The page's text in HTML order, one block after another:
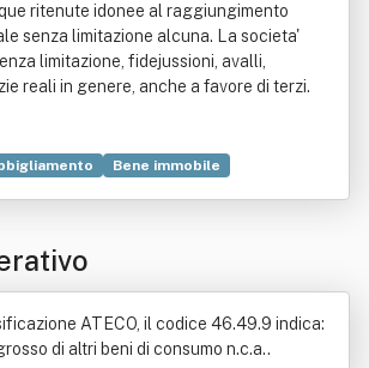
ritenute idonee al raggiungimento
senza limitazione alcuna. La societa'
limitazione, fidejussioni, avalli,
reali in genere, anche a favore di terzi.
Bene immobile
ATECO, il codice 46.49.9 indica:
di altri beni di consumo n.c.a..